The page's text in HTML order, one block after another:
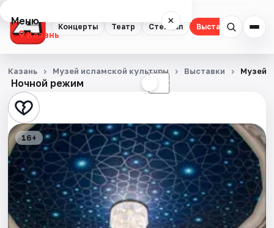
Концерты Театр Стендап Выставки
Меню ×
Казань
Концерты
Театр
Стендап
Выставки
Квесты
Экскурсии
Ночной режим ☾
Казань Музей исламской культуры Выставки Музей
16+